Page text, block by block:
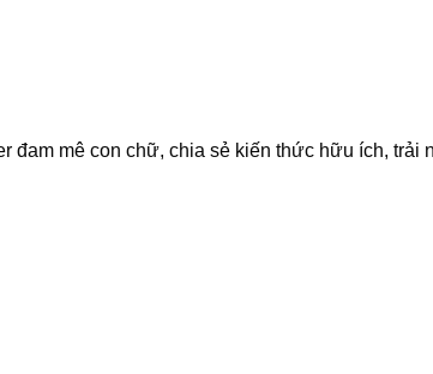
đam mê con chữ, chia sẻ kiến thức hữu ích,